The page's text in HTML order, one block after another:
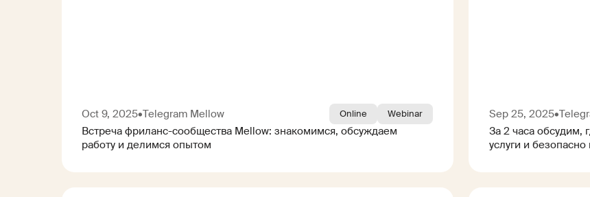
Oct 9, 2025•Telegram Mellow Online Webinar
Встреча фриланс-сообщества Mellow: знакомимся, обсуждаем
работу и делимся опытом
Sep 25, 2025•
За 2 часа обсудим,
услуги и